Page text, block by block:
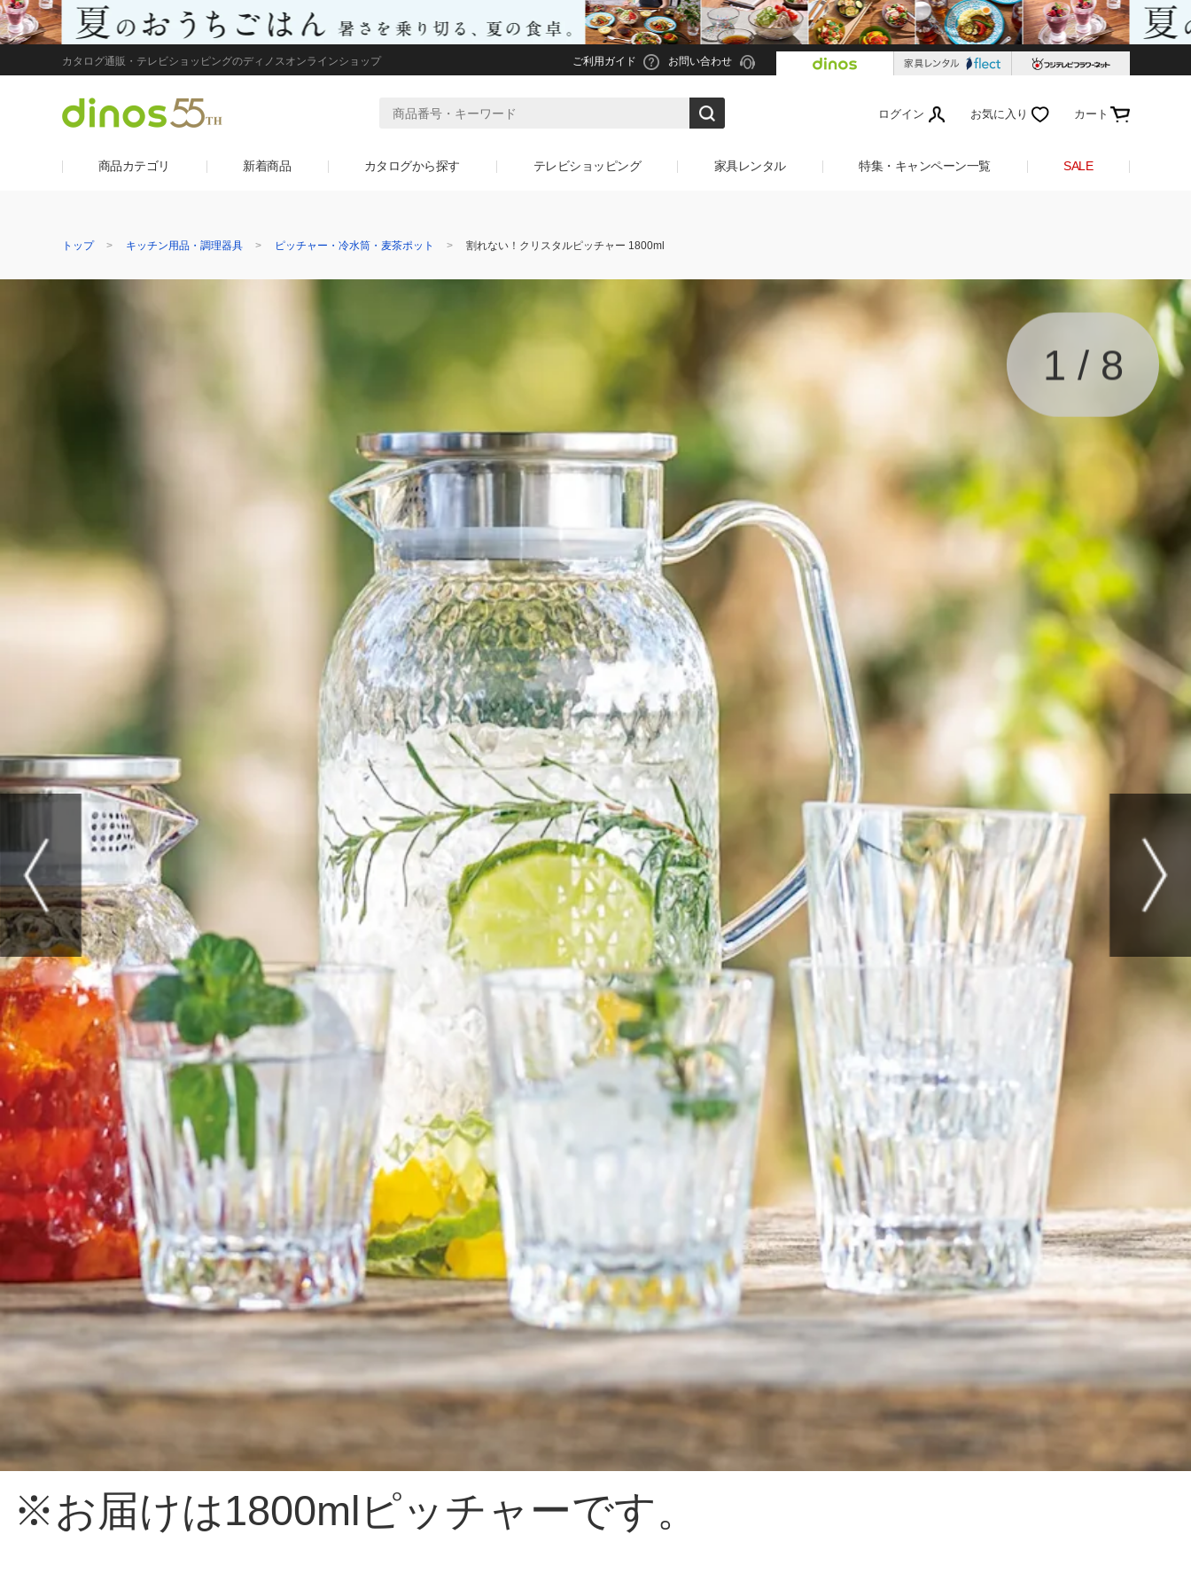
カタログ通販・テレビショッピングのディノスオンラインショップ ご利用ガイド お問い合わせ
ログイン お気に入り カート
商品カテゴリ 新着商品 カタログから探す テレビショッピング 家具レンタル 特集・キャンペーン一覧 SALE
トップ キッチン用品・調理器具 ピッチャー・冷水筒・麦茶ポット 割れない！クリスタルピッチャー 1800ml
※お届けは1800mlピッチャーです。
1 / 8